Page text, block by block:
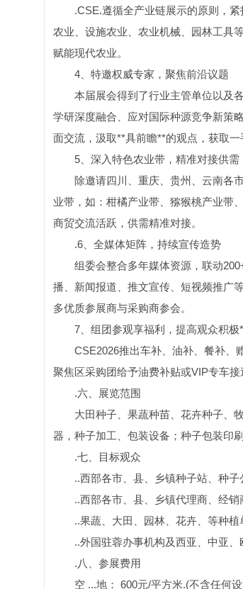
.CSE.遵循全产业链展示的原则，
农业、设施农业、农业机械、园林工具
赋能现代农业。
4、特邀权威专家，聚焦前沿议题
本届展会得到了行业主管单位以及
学研深度融合、应对国际种源竞争新策
面交流，汲取**具前瞻**的观点，获取
5、深入特色农业带，精准对接供需
除邀请四川、重庆、贵州、云南各
业带，如：柑橘产业带、猕猴桃产业带
商贸交流活跃，供需精准对接。
.6、全媒体矩阵，持续宣传造势
组委会整合多年媒体资源，联动
播、新闻报道、推文宣传、短视频推广
多优质参展商与采购商参会。
7、组团参观享福利，提高观众积极
CSE2026推出车补、油补、餐补、
聚焦区采购团给予油费补贴或VIP专车
.六、展览范围
大田种子、果蔬种苗、花卉种子、
器，种子加工、包装设备；种子包装印
.七、目标观众
..西部各市、县、乡镇种子站、种子
..西部各市、县、乡镇代理商、经销
..果蔬、大田、园林、花卉、等种植
..外国驻蓉办事机构及西亚、中亚
.八、参展费用
空 ...地： 600元/平方米.(不含任何